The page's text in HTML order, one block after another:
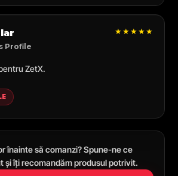
Profile
★★★★★
ZetX.
înainte să comanzi? Spune-ne ce
și îți recomandăm produsul potrivit.